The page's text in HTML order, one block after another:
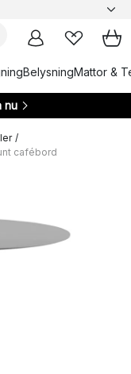
BelysningMattor &
nu
/
cafébord